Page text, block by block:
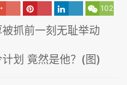
102
抓前一刻无耻举动
划 竟然是他？(图)